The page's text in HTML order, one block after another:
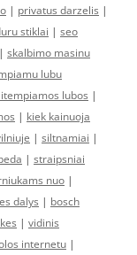
| privatus darzelis |
stiklai | seo
| skalbimo masinu
lubu
lubos |
| kiek kainuoja
| siltnamiai |
| straipsniai
nuo |
dalys | bosch
| vidinis
internetu |